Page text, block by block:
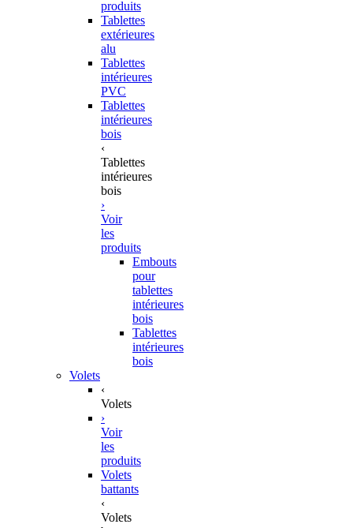
produits
Tablettes
extérieures
alu
Tablettes
intérieures
PVC
Tablettes
intérieures
bois
‹
Tablettes
intérieures
bois
›
Voir
les
produits
Embouts
pour
tablettes
intérieures
bois
Tablettes
intérieures
bois
Volets
‹
Volets
›
Voir
les
produits
Volets
battants
‹
Volets